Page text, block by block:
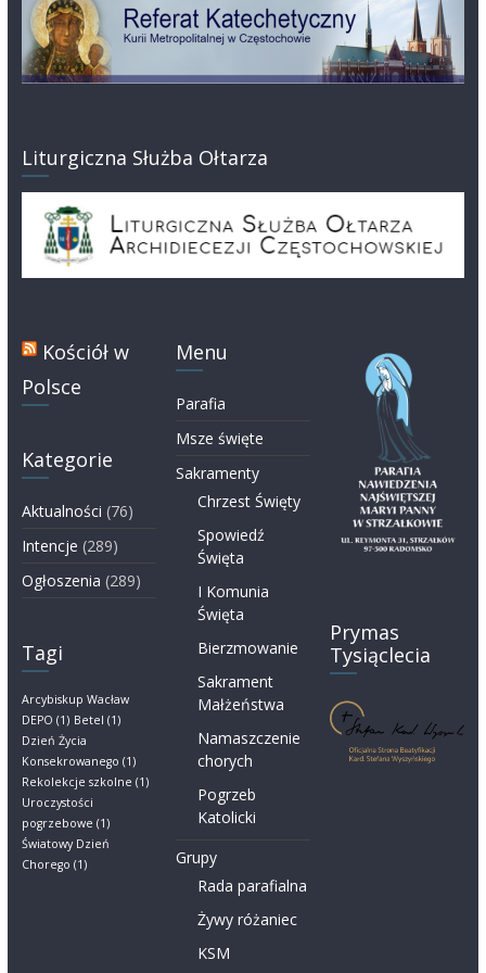
Liturgiczna Służba Ołtarza
Kościół w
Polsce
Kategorie
Aktualności (76)
Intencje (289)
Ogłoszenia (289)
Tagi
Arcybiskup Wacław
DEPO (1) Betel (1)
Dzień Życia
Konsekrowanego (1)
Rekolekcje szkolne (1)
Uroczystości
pogrzebowe (1)
Światowy Dzień
Chorego (1)
Menu
Parafia
Msze święte
Sakramenty
Chrzest Święty
Spowiedź
Święta
I Komunia
Święta
Bierzmowanie
Sakrament
Małżeństwa
Namaszczenie
chorych
Pogrzeb
Katolicki
Grupy
Rada parafialna
Żywy różaniec
KSM
Prymas
Tysiąclecia